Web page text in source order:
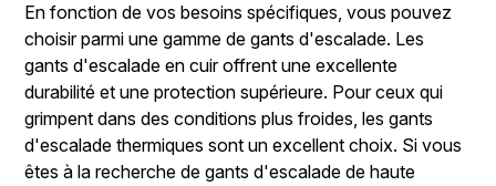
En fonction de vos besoins spécifiques, vous pouvez
choisir parmi une gamme de gants d'escalade. Les
gants d'escalade en cuir offrent une excellente
durabilité et une protection supérieure. Pour ceux qui
grimpent dans des conditions plus froides, les gants
d'escalade thermiques sont un excellent choix. Si vous
êtes à la recherche de gants d'escalade de haute